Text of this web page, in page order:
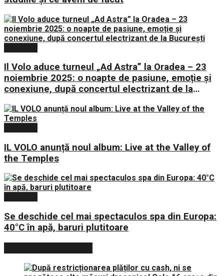
Il Volo aduce turneul „Ad Astra” la Oradea – 23
noiembrie 2025: o noapte de pasiune, emoție și
conexiune, după concertul electrizant de la
IL VOLO anunță noul album: Live at the Valley of
the Temples
Se deschide cel mai spectaculos spa din Europa:
40°C în apă, baruri plutitoare